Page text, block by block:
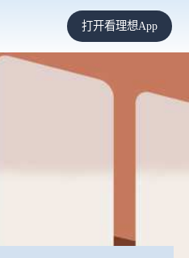
打开看理想App